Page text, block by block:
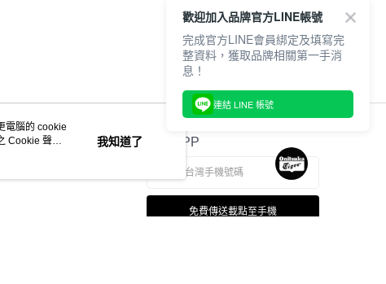
官方APP
免費傳送載點至手機
電腦的 cookie
Cookie 聲明
我知道了
歡迎加入品牌官方LINE帳號
完成官方LINE會員綁定及填寫完
整資料，獲取品牌相關第一手消
息！
連結 LINE 帳號